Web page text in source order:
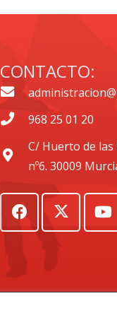
CONTACTO:
968 25 01 20
C/ Huerto de las
nº6. 30009